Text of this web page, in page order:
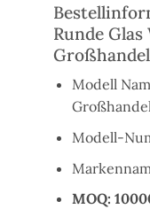
Runde
Großhandel
Modell
Modell-
MOQ: